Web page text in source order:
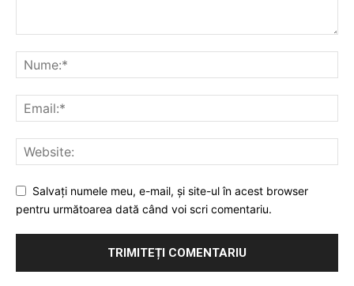
Salvaţi numele meu, e-mail, şi site-ul în acest browser
pentru următoarea dată când voi scri comentariu.